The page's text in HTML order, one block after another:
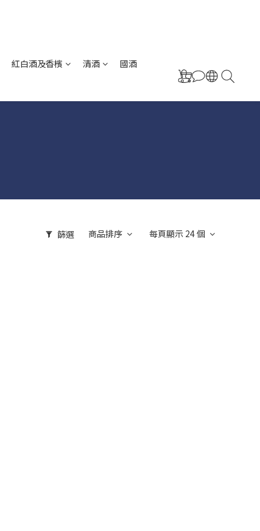
紅白酒及香檳 清酒 國酒
篩選 商品排序 每頁顯示 24 個